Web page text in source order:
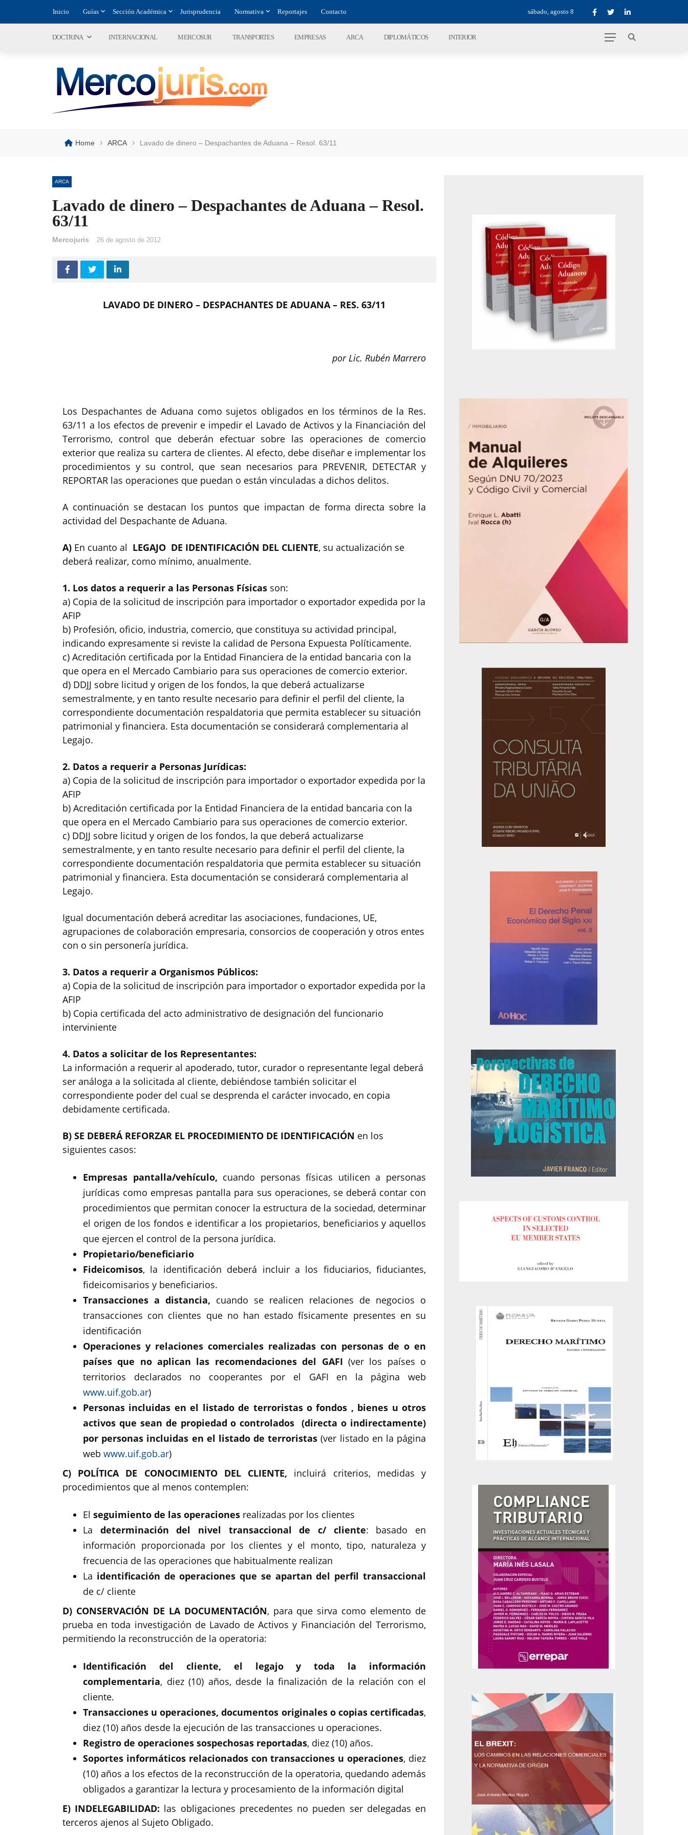
Inicio Guías Sección Académica Jurisprudencia Normativa Reportajes Contacto sábado, agosto 8
DOCTRINA INTERNACIONAL MERCOSUR TRANSPORTES EMPRESAS ARCA DIPLOMÁTICOS INTERIOR
Home › ARCA › Lavado de dinero – Despachantes de Aduana – Resol. 63/11
ARCA
Lavado de dinero – Despachantes de Aduana – Resol.
63/11
Mercojuris 26 de agosto de 2012
LAVADO DE DINERO – DESPACHANTES DE ADUANA – RES. 63/11
por Lic. Rubén Marrero
Los Despachantes de Aduana como sujetos obligados en los términos de la Res.
63/11 a los efectos de prevenir e impedir el Lavado de Activos y la Financiación del
Terrorismo, control que deberán efectuar sobre las operaciones de comercio
exterior que realiza su cartera de clientes. Al efecto, debe diseñar e implementar los
procedimientos y su control, que sean necesarios para PREVENIR, DETECTAR y
REPORTAR las operaciones que puedan o están vinculadas a dichos delitos.
A continuación se destacan los puntos que impactan de forma directa sobre la
actividad del Despachante de Aduana.
A) En cuanto al LEGAJO DE IDENTIFICACIÓN DEL CLIENTE, su actualización se
deberá realizar, como mínimo, anualmente.
1. Los datos a requerir a las Personas Físicas son:
a) Copia de la solicitud de inscripción para importador o exportador expedida por la
AFIP
b) Profesión, oficio, industria, comercio, que constituya su actividad principal,
indicando expresamente si reviste la calidad de Persona Expuesta Políticamente.
c) Acreditación certificada por la Entidad Financiera de la entidad bancaria con la
que opera en el Mercado Cambiario para sus operaciones de comercio exterior.
d) DDJJ sobre licitud y origen de los fondos, la que deberá actualizarse
semestralmente, y en tanto resulte necesario para definir el perfil del cliente, la
correspondiente documentación respaldatoria que permita establecer su situación
patrimonial y financiera. Esta documentación se considerará complementaria al
Legajo.
2. Datos a requerir a Personas Jurídicas:
a) Copia de la solicitud de inscripción para importador o exportador expedida por la
AFIP
b) Acreditación certificada por la Entidad Financiera de la entidad bancaria con la
que opera en el Mercado Cambiario para sus operaciones de comercio exterior.
c) DDJJ sobre licitud y origen de los fondos, la que deberá actualizarse
semestralmente, y en tanto resulte necesario para definir el perfil del cliente, la
correspondiente documentación respaldatoria que permita establecer su situación
patrimonial y financiera. Esta documentación se considerará complementaria al
Legajo.
Igual documentación deberá acreditar las asociaciones, fundaciones, UE,
agrupaciones de colaboración empresaria, consorcios de cooperación y otros entes
con o sin personería jurídica.
3. Datos a requerir a Organismos Públicos:
a) Copia de la solicitud de inscripción para importador o exportador expedida por la
AFIP
b) Copia certificada del acto administrativo de designación del funcionario
interviniente
4. Datos a solicitar de los Representantes:
La información a requerir al apoderado, tutor, curador o representante legal deberá
ser análoga a la solicitada al cliente, debiéndose también solicitar el
correspondiente poder del cual se desprenda el carácter invocado, en copia
debidamente certificada.
B) SE DEBERÁ REFORZAR EL PROCEDIMIENTO DE IDENTIFICACIÓN en los
siguientes casos:
Empresas pantalla/vehículo, cuando personas físicas utilicen a personas
jurídicas como empresas pantalla para sus operaciones, se deberá contar con
procedimientos que permitan conocer la estructura de la sociedad, determinar
el origen de los fondos e identificar a los propietarios, beneficiarios y aquellos
que ejercen el control de la persona jurídica.
Propietario/beneficiario
Fideicomisos, la identificación deberá incluir a los fiduciarios, fiduciantes,
fideicomisarios y beneficiarios.
Transacciones a distancia, cuando se realicen relaciones de negocios o
transacciones con clientes que no han estado físicamente presentes en su
identificación
Operaciones y relaciones comerciales realizadas con personas de o en
países que no aplican las recomendaciones del GAFI (ver los países o
territorios declarados no cooperantes por el GAFI en la página web
www.uif.gob.ar)
Personas incluidas en el listado de terroristas o fondos , bienes u otros
activos que sean de propiedad o controlados (directa o indirectamente)
por personas incluidas en el listado de terroristas (ver listado en la página
web www.uif.gob.ar)
C) POLÍTICA DE CONOCIMIENTO DEL CLIENTE, incluirá criterios, medidas y
procedimientos que al menos contemplen:
El seguimiento de las operaciones realizadas por los clientes
La determinación del nivel transaccional de c/ cliente: basado en
información proporcionada por los clientes y el monto, tipo, naturaleza y
frecuencia de las operaciones que habitualmente realizan
La identificación de operaciones que se apartan del perfil transaccional
de c/ cliente
D) CONSERVACIÓN DE LA DOCUMENTACIÓN, para que sirva como elemento de
prueba en toda investigación de Lavado de Activos y Financiación del Terrorismo,
permitiendo la reconstrucción de la operatoria:
Identificación del cliente, el legajo y toda la información
complementaria, diez (10) años, desde la finalización de la relación con el
cliente.
Transacciones u operaciones, documentos originales o copias certificadas,
diez (10) años desde la ejecución de las transacciones u operaciones.
Registro de operaciones sospechosas reportadas, diez (10) años.
Soportes informáticos relacionados con transacciones u operaciones, diez
(10) años a los efectos de la reconstrucción de la operatoria, quedando además
obligados a garantizar la lectura y procesamiento de la información digital
E) INDELEGABILIDAD: las obligaciones precedentes no pueden ser delegadas en
terceros ajenos al Sujeto Obligado.